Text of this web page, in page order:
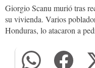
Giorgio Scanu murió tras
su vivienda. Varios
Honduras, lo atacaron a